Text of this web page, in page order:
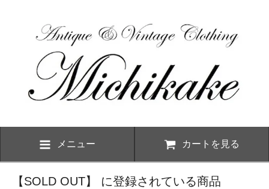
メニュー カートを見る
【SOLD OUT】 に登録されている商品